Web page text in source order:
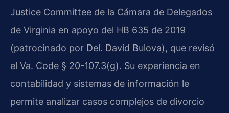
Justice Committee de la Cámara de Delegados
de Virginia en apoyo del HB 635 de 2019
(patrocinado por Del. David Bulova), que revisó
el Va. Code § 20-107.3(g). Su experiencia en
contabilidad y sistemas de información le
permite analizar casos complejos de divorcio